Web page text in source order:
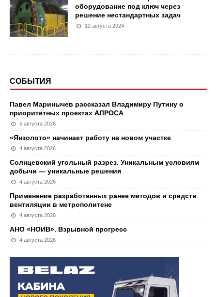
оборудование под ключ через
решение нестандартных задач
12 августа 2024
СОБЫТИЯ
Павел Маринычев рассказал Владимиру Путину о
приоритетных проектах АЛРОСА
5 августа 2026
«Янзолото» начинает работу на новом участке
4 августа 2026
Солнцевский угольный разрез. Уникальным условиям
добычи — уникальные решения
4 августа 2026
Применение разработанных ранее методов и средств
вентиляции в метрополитене
4 августа 2026
АНО «НОИВ». Взрывной прогресс
4 августа 2026